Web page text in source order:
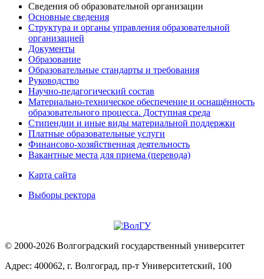
Сведения об образовательной организации
Основные сведения
Структура и органы управления образовательной
организацией
Документы
Образование
Образовательные стандарты и требования
Руководство
Научно-педагогический состав
Материально-техническое обеспечение и оснащённость
образовательного процесса. Доступная среда
Стипендии и иные виды материальной поддержки
Платные образовательные услуги
Финансово-хозяйственная деятельность
Вакантные места для приема (перевода)
Карта сайта
Выборы ректора
© 2000-2026 Волгоградский государственный университет
Адрес: 400062, г. Волгоград, пр-т Университетский, 100